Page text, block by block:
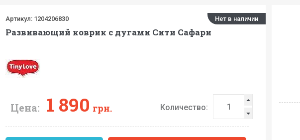
Артикул: 1204206830 Нет в наличии
Развивающий коврик с дугами Сити Сафари
Цена: 1 890 грн. Количество: